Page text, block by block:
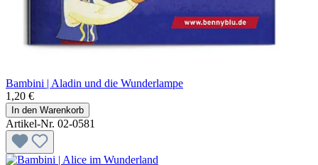
Bambini | Aladin und die Wunderlampe
1,20 €
In den Warenkorb
Artikel-Nr. 02-0581